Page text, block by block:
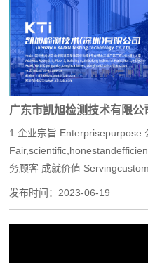
广东市凯旭检测技术有限公
1 企业宗旨 Enterprisepurpose
务顾客 成就价值
发布时间：2023-06-19